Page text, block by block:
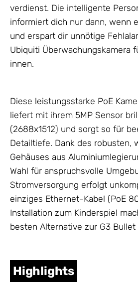
verdienst. Die intelligente
informiert dich nur dann, wenn
und erspart dir unnötige
Ubiquiti Überwachungskamera
innen.
Diese leistungsstarke PoE
liefert mit ihrem 5MP Sensor
(2688x1512) und sorgt so für
Detailtiefe. Dank des robusten,
Gehäuses aus
Wahl für anspruchsvolle
Stromversorgung erfolgt
einziges Ethernet-Kabel (PoE
Installation zum Kinderspiel
besten Alternative zur G3
Highlights